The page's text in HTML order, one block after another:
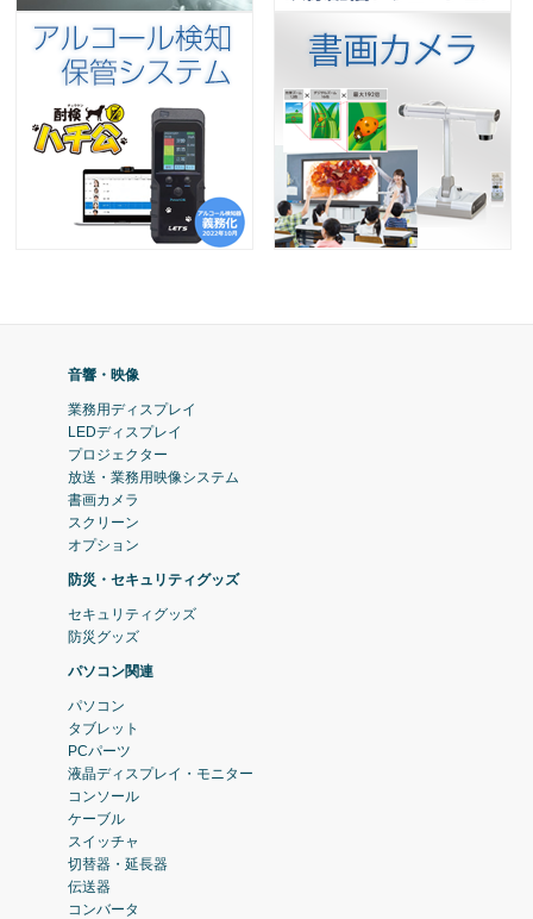
音響・映像
業務用ディスプレイ
LEDディスプレイ
プロジェクター
放送・業務用映像システム
書画カメラ
スクリーン
オプション
防災・セキュリティグッズ
セキュリティグッズ
防災グッズ
パソコン関連
パソコン
タブレット
PCパーツ
液晶ディスプレイ・モニター
コンソール
ケーブル
スイッチャ
切替器・延長器
伝送器
コンバータ